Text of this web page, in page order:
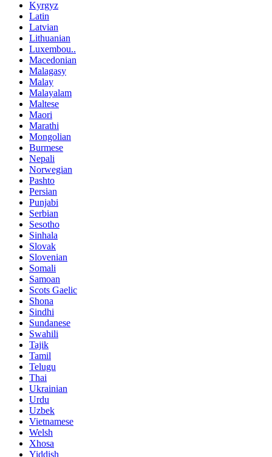
Kyrgyz
Latin
Latvian
Lithuanian
Luxembou..
Macedonian
Malagasy
Malay
Malayalam
Maltese
Maori
Marathi
Mongolian
Burmese
Nepali
Norwegian
Pashto
Persian
Punjabi
Serbian
Sesotho
Sinhala
Slovak
Slovenian
Somali
Samoan
Scots Gaelic
Shona
Sindhi
Sundanese
Swahili
Tajik
Tamil
Telugu
Thai
Ukrainian
Urdu
Uzbek
Vietnamese
Welsh
Xhosa
Yiddish